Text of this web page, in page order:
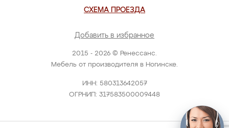
2015 - 2026 © Ренессанс.
Мебель от производителя в Ногинске.
ИНН: 580313642057
ОГРНИП: 317583500009448
СХЕМА ПРОЕЗДА
Добавить в избранное